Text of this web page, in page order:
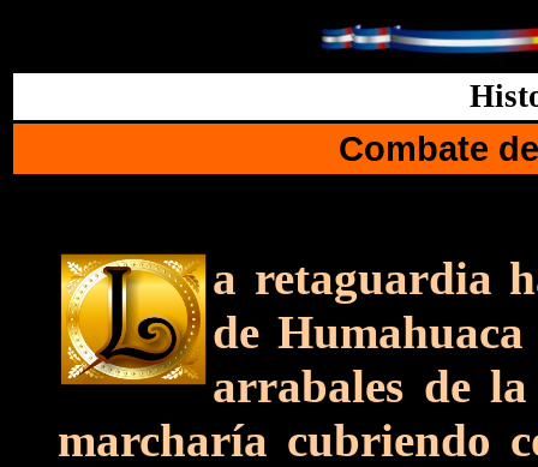
Combate
a retaguardia
de
arrabales de
marcharía cubriendo